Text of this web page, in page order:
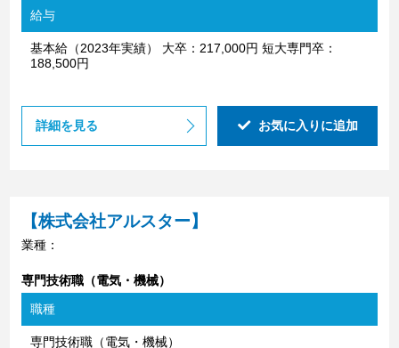
給与
基本給（2023年実績） 大卒：217,000円 短大専門卒：
188,500円
詳細を見る お気に入りに追加
【株式会社アルスター】
業種：
専門技術職（電気・機械）
職種
専門技術職（電気・機械）